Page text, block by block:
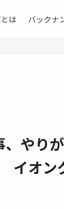
は バックナ
やり
オン